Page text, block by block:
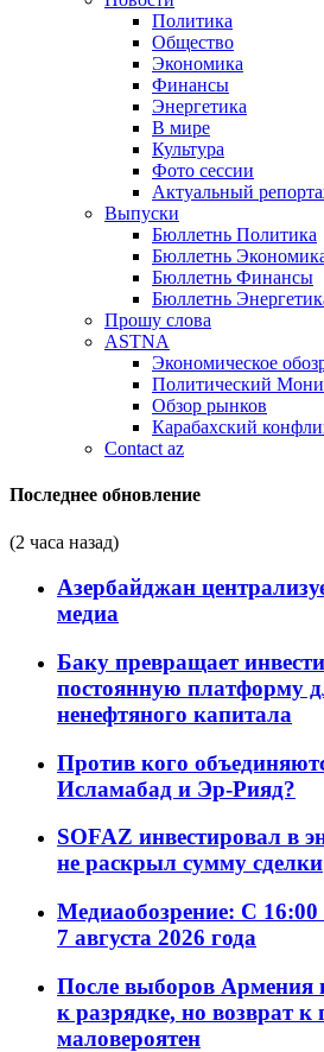
Политика
Общество
Экономика
Финансы
Энергетика
В мире
Культура
Фото сессии
Актуальный
Выпуски
Бюллетнь Политика
Бюллетнь
Бюллетнь Финансы
Бюллетнь
Прошу слова
ASTNA
Экономическое
Политический
Обзор рынков
Карабахский
Contact az
Последнее обновление
(2 часа назад)
Азербайджан
медиа
Баку превращает
постоянную платформу
ненефтяного капитала
Против кого
Исламабад и Эр-Рияд?
SOFAZ инвестировал в
не раскрыл сумму сделки
Медиаобозрение: С 16:00
7 августа 2026 года
После выборов Армения
к разрядке, но возврат
маловероятен